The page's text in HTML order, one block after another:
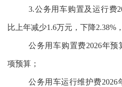
3.公务用车购置及运行费
比上年减少1.6万元，下降2.38%
公务用车购置费2026年预
项预算 ；
公务用车运行维护费2026